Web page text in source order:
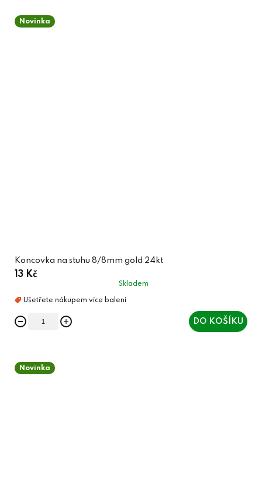
Novinka
Koncovka na stuhu 8/8mm gold 24kt
13 Kč
Skladem
DO KOŠÍKU
Novinka